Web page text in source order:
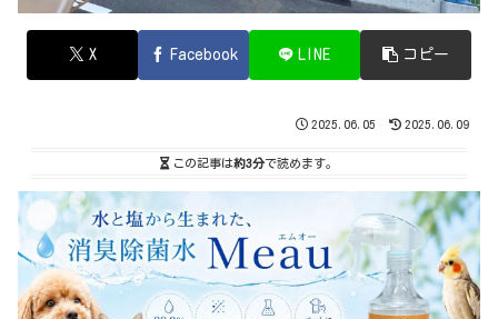
X Facebook LINE コピー
2025.06.05 2025.06.09
この記事は約3分で読めます。